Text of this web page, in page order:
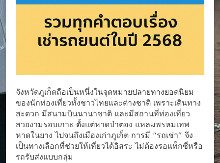
จังหวัดภูเก็ตถือเป็นหนึ่งในจุดหมายปลายทางยอดนิยม
ของนักท่องเที่ยวทั้งชาวไทยและต่างชาติ เพราะเดินทาง
สะดวก มีสนามบินนานาชาติ และมีสถานที่ท่องเที่ยว
สวยงามรอบเกาะ ตั้งแต่หาดป่าตอง แหลมพรหมเทพ
หาดในยาง ไปจนถึงเมืองเก่าภูเก็ต การมี “รถเช่า” จึง
เป็นทางเลือกที่ช่วยให้เที่ยวได้อิสระ ไม่ต้องรอแท็กซี่หรือ
รถรับส่งแบบกลุ่ม